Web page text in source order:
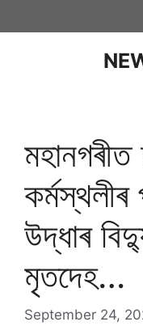
মহানগৰীত
কৰ্মস্থলীৰ
উদ্ধাৰ
মৃতদেহ…
September 24,